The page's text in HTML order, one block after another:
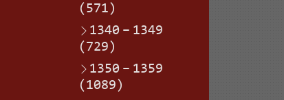
(571)
1340 – 1349
(729)
1350 – 1359
(1089)